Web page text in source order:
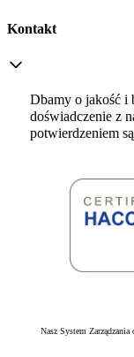
Kontakt
Dbamy o jakość i
doświadczenie z
potwierdzeniem
Nasz System